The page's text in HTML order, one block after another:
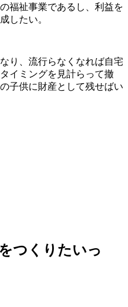
福祉事業であるし、利益を
したい。
り、流行らなくなれば自宅
イミングを見計らって撤
子供に財産として残せばい
つくりたいっ